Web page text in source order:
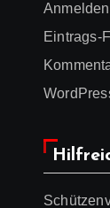
Anmelden
Eintrags-